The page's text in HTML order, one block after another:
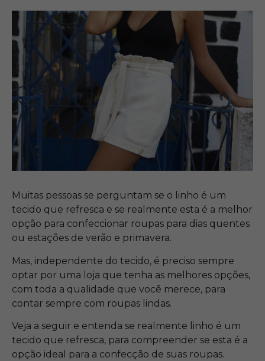
Muitas pessoas se perguntam se o linho é um
tecido que refresca e se realmente esta é a melhor
opção para confeccionar roupas para dias quentes
ou estações de verão e primavera.
Mas, independente do tecido, é preciso sempre
optar por uma loja que tenha as melhores opções,
com toda a qualidade que você merece, para
contar sempre com roupas lindas.
Veja a seguir e entenda se realmente linho é um
tecido que refresca, para compreender se esta é a
opção ideal para a confecção de suas roupas.